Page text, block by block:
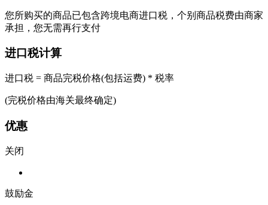
您所购买的商品已包含跨境电商进口税，个别商品税费由商家
承担，您无需再行支付
进口税计算
进口税 = 商品完税价格(包括运费) * 税率
(完税价格由海关最终确定)
优惠
关闭
鼓励金